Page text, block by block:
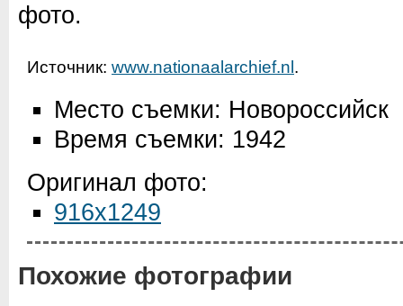
фото.
Источник: www.nationaalarchief.nl .
Место съемки: Новороссийск
Время съемки: 1942
Оригинал фото:
916x1249
Похожие фотографии